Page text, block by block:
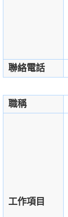
聯絡電話
職稱
工作項目